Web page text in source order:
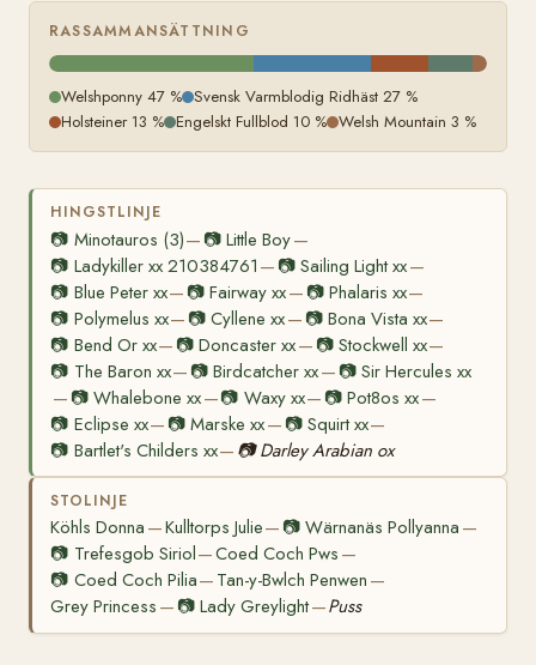
RASSAMMANSÄTTNING
Welshponny 47 % Svensk Varmblodig Ridhäst 27 %
Holsteiner 13 % Engelskt Fullblod 10 % Welsh Mountain 3 %
HINGSTLINJE
📷 Minotauros (3)— 📷Little Boy—
📷 Ladykiller xx 210384761 — 📷Sailing Light xx—
📷 Blue Peter xx— 📷Fairway xx— 📷 Phalaris xx—
📷 Polymelus xx— 📷Cyllene xx— 📷 Bona Vista xx—
📷 Bend Or xx— 📷Doncaster xx— 📷 Stockwell xx—
📷 The Baron xx— 📷Birdcatcher xx— 📷 Sir Hercules xx
— 📷Whalebone xx—📷 Waxy xx— 📷Pot8os xx—
📷 Eclipse xx— 📷Marske xx— 📷 Squirt xx—
📷 Bartlet's Childers xx— 📷 Darley Arabian ox
STOLINJE
Köhls Donna —Kulltorps Julie— 📷Wärnanäs Pollyanna —
📷 Trefesgob Siriol—Coed Coch Pws —
📷 Coed Coch Pilia— Tan-y-Bwlch Penwen —
Grey Princess — 📷Lady Greylight—Puss